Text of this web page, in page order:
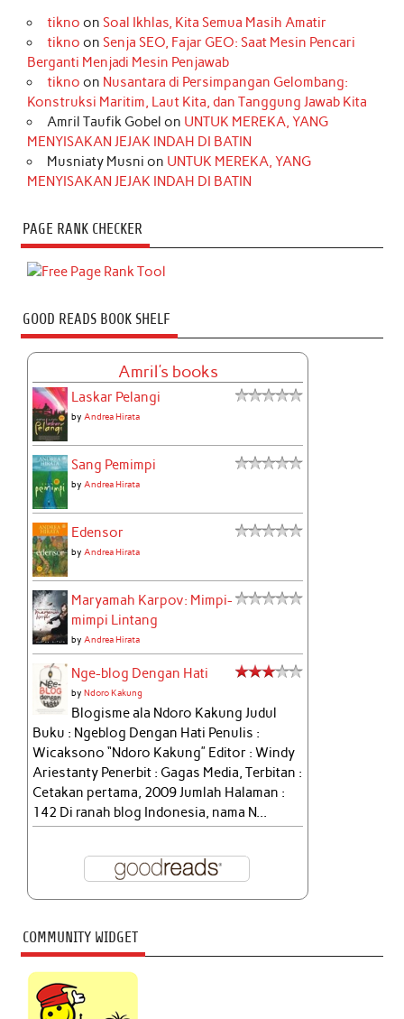
tikno on Soal Ikhlas, Kita Semua Masih Amatir
tikno on Senja SEO, Fajar GEO: Saat Mesin Pencari
Berganti Menjadi Mesin Penjawab
tikno on Nusantara di Persimpangan Gelombang:
Konstruksi Maritim, Laut Kita, dan Tanggung Jawab Kita
Amril Taufik Gobel on UNTUK MEREKA, YANG
MENYISAKAN JEJAK INDAH DI BATIN
Musniaty Musni on UNTUK MEREKA, YANG
MENYISAKAN JEJAK INDAH DI BATIN
PAGE RANK CHECKER
GOOD READS BOOK SHELF
Amril's books
Laskar Pelangi
byAndrea Hirata
Sang Pemimpi
byAndrea Hirata
Edensor
byAndrea Hirata
Maryamah Karpov: Mimpi-
mimpi Lintang
byAndrea Hirata
Nge-blog Dengan Hati
byNdoro Kakung
Blogisme ala Ndoro Kakung Judul
Buku : Ngeblog Dengan Hati Penulis :
Wicaksono “Ndoro Kakung” Editor : Windy
Ariestanty Penerbit : Gagas Media, Terbitan :
Cetakan pertama, 2009 Jumlah Halaman :
142 Di ranah blog Indonesia, nama N...
COMMUNITY WIDGET